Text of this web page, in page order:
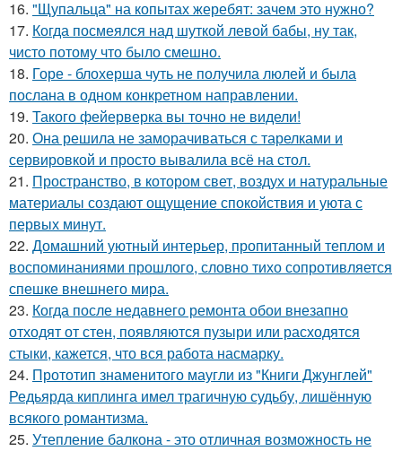
16. "Щупальца" на копытах жеребят: зачем это нужно?
17. Когда посмеялся над шуткой левой бабы, ну так,
чисто потому что было смешно.
18. Горе - блохерша чуть не получила люлей и была
послана в одном конкретном направлении.
19. Такого фейерверка вы точно не видели!
20. Она решила не заморачиваться с тарелками и
сервировкой и просто вывалила всё на стол.
21. Пространство, в котором свет, воздух и натуральные
материалы создают ощущение спокойствия и уюта с
первых минут.
22. Домашний уютный интерьер, пропитанный теплом и
воспоминаниями прошлого, словно тихо сопротивляется
спешке внешнего мира.
23. Когда после недавнего ремонта обои внезапно
отходят от стен, появляются пузыри или расходятся
стыки, кажется, что вся работа насмарку.
24. Прототип знаменитого маугли из "Книги Джунглей"
Редьярда киплинга имел трагичную судьбу, лишённую
всякого романтизма.
25. Утепление балкона - это отличная возможность не